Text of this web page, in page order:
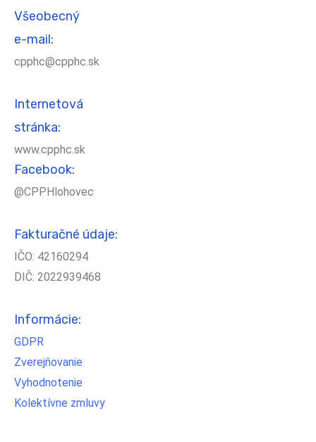
Všeobecný
e-mail:
cpphc@cpphc.sk
Internetová
stránka:
www.cpphc.sk
Facebook:
@CPPHlohovec
Fakturačné údaje:
IČO: 42160294
DIČ: 2022939468
Informácie:
GDPR
Zverejňovanie
Vyhodnotenie
Kolektívne zmluvy